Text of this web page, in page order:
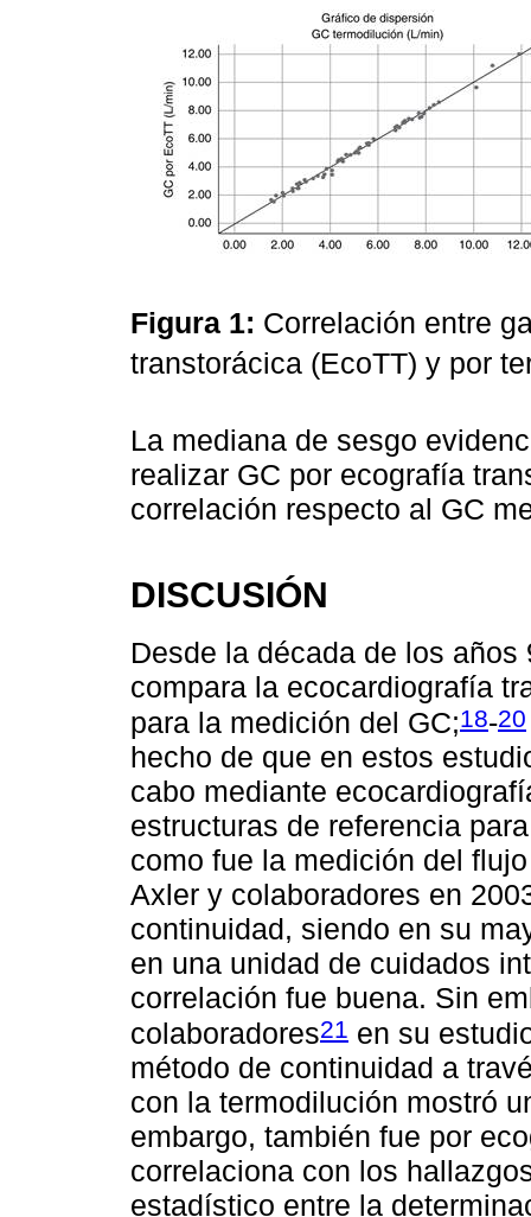
Figura 1: Correlación entre
transtorácica (EcoTT) y por
La mediana de sesgo
realizar GC por ecografía
correlación respecto al GC
DISCUSIÓN
Desde la década de los
compara la ecocardiografía
para la medición del GC;18-20
hecho de que en estos
cabo mediante
estructuras de referencia
como fue la medición del
Axler y colaboradores en
continuidad, siendo en su
en una unidad de cuidados
correlación fue buena. Sin
colaboradores21 en su
método de continuidad a
con la termodilución mostró
embargo, también fue por
correlaciona con los
estadístico entre la